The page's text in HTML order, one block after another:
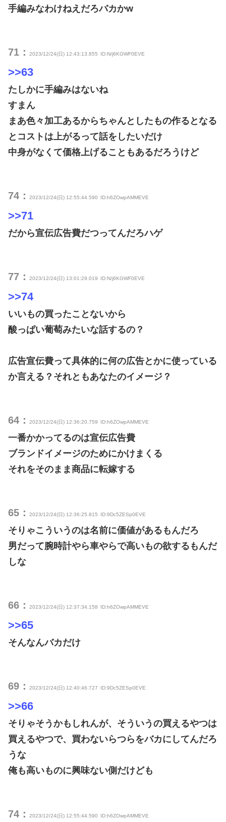
手編みなわけねえだろバカかw
71： 2023/12/24(日) 12:43:13.855 ID:N/j6KGWF0EVE
>>63
たしかに手編みはないね
すまん
まあ色々加工あるからちゃんとしたもの作るとなる
とコストは上がるって話をしたいだけ
中身がなくて価格上げることもあるだろうけど
74： 2023/12/24(日) 12:55:44.590 ID:h6ZOwpAMMEVE
>>71
だから宣伝広告費だつってんだろハゲ
77： 2023/12/24(日) 13:01:29.019 ID:N/j6KGWF0EVE
>>74
いいもの買ったことないから
酸っぱい葡萄みたいな話するの？
広告宣伝費って具体的に何の広告とかに使っている
か言える？それともあなたのイメージ？
64： 2023/12/24(日) 12:36:20.759 ID:h6ZOwpAMMEVE
一番かかってるのは宣伝広告費
ブランドイメージのためにかけまくる
それをそのまま商品に転嫁する
65： 2023/12/24(日) 12:36:25.815 ID:9Dc5ZESp0EVE
そりゃこういうのは名前に価値があるもんだろ
男だって腕時計やら車やらで高いもの欲するもんだ
しな
66： 2023/12/24(日) 12:37:34.158 ID:h6ZOwpAMMEVE
>>65
そんなんバカだけ
69： 2023/12/24(日) 12:40:46.727 ID:9Dc5ZESp0EVE
>>66
そりゃそうかもしれんが、そういうの買えるやつは
買えるやつで、買わないらつらをバカにしてんだろ
うな
俺も高いものに興味ない側だけども
74： 2023/12/24(日) 12:55:44.590 ID:h6ZOwpAMMEVE